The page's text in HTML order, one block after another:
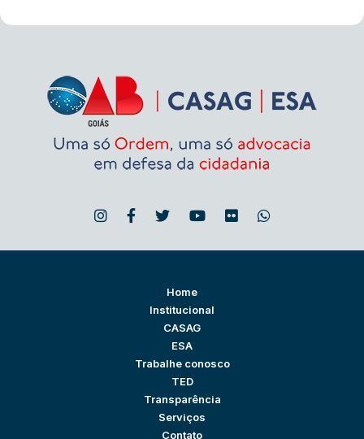
Home
Institucional
CASAG
ESA
Trabalhe conosco
TED
Transparência
Serviços
Contato